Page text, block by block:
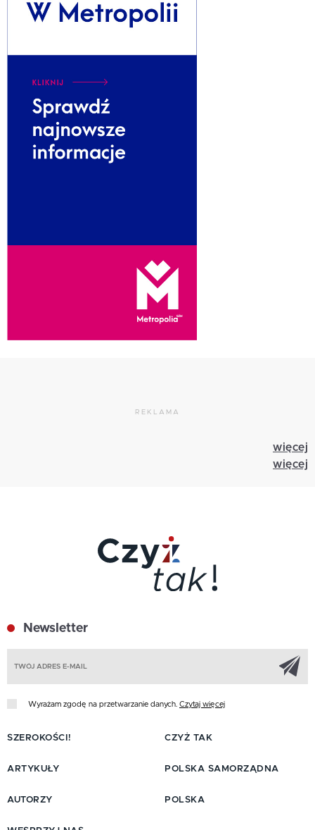
REKLAMA
więcej
więcej
Newsletter
Wyrażam zgodę na przetwarzanie danych. Czytaj więcej
SZEROKOŚCI!
ARTYKUŁY
AUTORZY
CZYŻ TAK
POLSKA SAMORZĄDNA
POLSKA